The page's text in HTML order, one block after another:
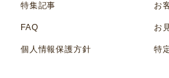
特集記事 お
FAQ お
個人情報保護方針 特